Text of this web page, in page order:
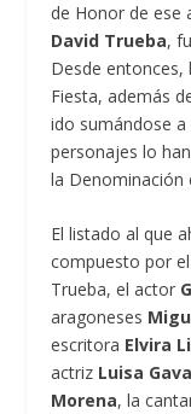
de Honor de ese
David Trueba,
Desde entonces,
Fiesta, además
ido sumándose
personajes lo
la Denominación
El listado al que
compuesto por
Trueba, el actor
aragoneses
escritora Elvira
actriz Luisa
Morena, la